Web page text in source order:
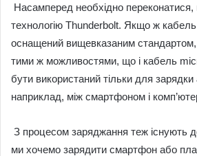
Насамперед необхідно
технологію Thunderbolt. Якщо ж
оснащений вищевказаним
тими ж можливостями, що і кабель
бути використаний тільки для
наприклад, між смартфоном і
З процесом заряджання теж існують
ми хочемо зарядити смартфон або